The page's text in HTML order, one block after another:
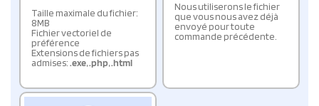
Taille maximale du fichier:
8MB
Fichier vectoriel de
préférence
Extensions de fichiers pas
admises:.exe,.php,.html
Nous utiliserons le fichier
que vous nous avez déjà
envoyé pour toute
commande précédente.